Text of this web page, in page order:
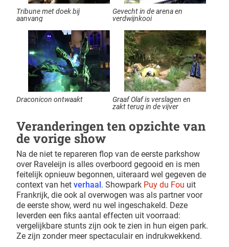
Tribune met doek bij
aanvang
Gevecht in de arena en
verdwijnkooi
Draconicon ontwaakt
Graaf Olaf is verslagen en
zakt terug in de vijver
Veranderingen ten opzichte van
de vorige show
Na de niet te repareren flop van de eerste parkshow
over Raveleijn is alles overboord gegooid en is men
feitelijk opnieuw begonnen, uiteraard wel gegeven de
context van het verhaal . Showpark Puy du Fou uit
Frankrijk, die ook al overwogen was als partner voor
de eerste show, werd nu wel ingeschakeld. Deze
leverden een fiks aantal effecten uit voorraad:
vergelijkbare stunts zijn ook te zien in hun eigen park.
Ze zijn zonder meer spectaculair en indrukwekkend.